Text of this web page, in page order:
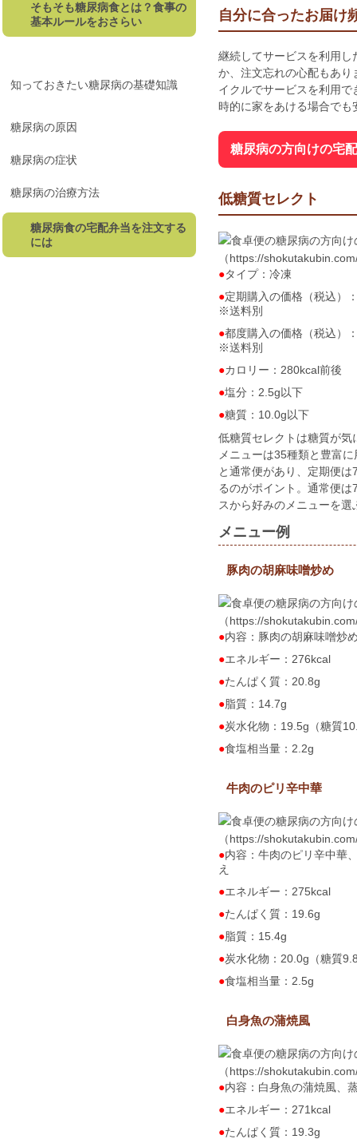
自分に合ったお届け
継続してサービスを利用
か、注文忘れの心配もあり
イクルでサービスを利用
時的に家をあける場合でも
糖尿病の方向けの宅
低糖質セレクト
（https://
タイプ：冷凍
定期購入の価格（税込）
※送料別
都度購入の価格（税込）
※送料別
カロリー：280kcal前後
塩分：2.5g以下
糖質：10.0g以下
低糖質セレクトは糖質が
メニューは35種類と豊富
と通常便があり、定期便
るのがポイント。通常便
スから好みのメニューを
メニュー例
豚肉の胡麻味噌炒め
（https://
内容：豚肉の胡麻味噌炒
エネルギー：276kcal
たんぱく質：20.8g
脂質：14.7g
炭水化物：19.5g（糖質
食塩相当量：2.2g
牛肉のピリ辛中華
（https://
内容：牛肉のピリ辛中華
え
エネルギー：275kcal
たんぱく質：19.6g
脂質：15.4g
炭水化物：20.0g（糖質
食塩相当量：2.5g
白身魚の蒲焼風
（https://
内容：白身魚の蒲焼風、
エネルギー：271kcal
たんぱく質：19.3g
そもそも糖尿病食とは？食事の
基本ルールをおさらい
知っておきたい糖尿病の基礎知識
糖尿病の原因
糖尿病の症状
糖尿病の治療方法
糖尿病食の宅配弁当を注文する
には